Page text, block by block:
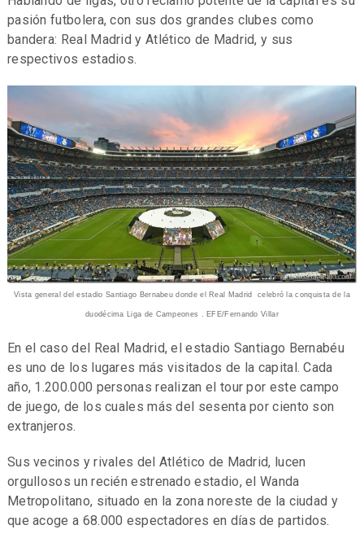
pasión futbolera, con sus dos grandes clubes como
bandera: Real Madrid y Atlético de Madrid, y sus
respectivos estadios.
Vista general del estadio Santiago Bernabeu donde el Real Madrid celebró la conquista de la
duodécima Liga de Campeones . EFE/Fernando Villar
En el caso del Real Madrid, el estadio Santiago Bernabéu
es uno de los lugares más visitados de la capital. Cada
año, 1.200.000 personas realizan el tour por este campo
de juego, de los cuales más del sesenta por ciento son
extranjeros.
Sus vecinos y rivales del Atlético de Madrid, lucen
orgullosos un recién estrenado estadio, el Wanda
Metropolitano, situado en la zona noreste de la ciudad y
que acoge a 68.000 espectadores en días de partidos.